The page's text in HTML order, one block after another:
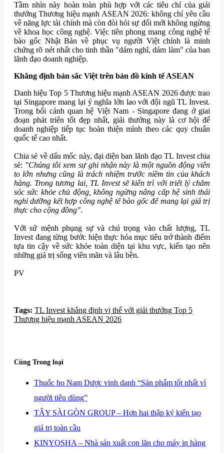
Tầm nhìn này hoàn toàn phù hợp với các tiêu chí của giải
thưởng Thương hiệu mạnh ASEAN 2026: không chỉ yêu cầu
về năng lực tài chính mà còn đòi hỏi sự đổi mới không ngừng
về khoa học công nghệ. Việc tiên phong mang công nghệ tế
bào gốc Nhật Bản về phục vụ người Việt chính là minh
chứng rõ nét nhất cho tinh thần "dám nghĩ, dám làm" của ban
lãnh đạo doanh nghiệp.
Khẳng định bản sắc Việt trên bản đồ kinh tế ASEAN
Danh hiệu Top 5 Thương hiệu mạnh ASEAN 2026 được trao
tại Singapore mang lại ý nghĩa lớn lao với đội ngũ TL Invest.
Trong bối cảnh quan hệ Việt Nam - Singapore đang ở giai
đoạn phát triển tốt đẹp nhất, giải thưởng này là cơ hội để
doanh nghiệp tiếp tục hoàn thiện mình theo các quy chuẩn
quốc tế cao nhất.
Chia sẻ về dấu mốc này, đại diện ban lãnh đạo TL Invest chia
sẻ: "Chúng tôi xem sự ghi nhận này là một nguồn động viên
to lớn nhưng cũng là trách nhiệm trước niềm tin của khách
hàng. Trong tương lai, TL Invest sẽ kiên trì với triết lý chăm
sóc sức khỏe chủ động, không ngừng nâng cấp hệ sinh thái
nghỉ dưỡng kết hợp công nghệ tế bào gốc để mang lại giá trị
thực cho cộng đồng".
Với sứ mệnh phụng sự và chú trọng vào chất lượng, TL
Invest đang từng bước hiện thực hóa mục tiêu trở thành điểm
tựa tin cậy về sức khỏe toàn diện tại khu vực, kiến tạo nên
những giá trị sống viên mãn và lâu bền.
PV
Tags: ​TL Invest khẳng định vị thế với giải thưởng Top 5
Thương hiệu mạnh ASEAN 2026
Cùng Trong loại
​Thuốc ho Nam Dược vinh danh “Sản phẩm tốt nhất vì
người tiêu dùng”
​TÂY SÀI GÒN GROUP – Hơn hai thập kỷ kiến tạo
giá trị toàn cầu
​KINYOSHA – Nhà sản xuất con lăn cho máy in hàng